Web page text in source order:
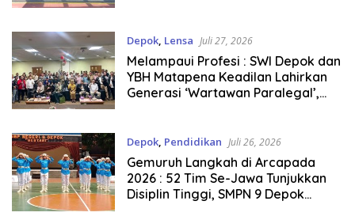
Depok, Lensa Juli 27, 2026
Melampaui Profesi : SWI Depok dan
YBH Matapena Keadilan Lahirkan
Generasi ‘Wartawan Paralegal’,
Depok, Pendidikan Juli 26, 2026
Gemuruh Langkah di Arcapada
2026 : 52 Tim Se-Jawa Tunjukkan
Disiplin Tinggi, SMPN 9 Depok